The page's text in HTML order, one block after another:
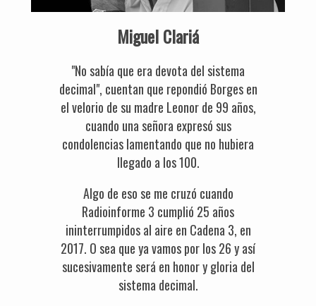
Miguel Clariá
"No sabía que era devota del sistema
decimal", cuentan que repondió Borges en
el velorio de su madre Leonor de 99 años,
cuando una señora expresó sus
condolencias lamentando que no hubiera
llegado a los 100.
Algo de eso se me cruzó cuando
Radioinforme 3 cumplió 25 años
ininterrumpidos al aire en Cadena 3, en
2017. O sea que ya vamos por los 26 y así
sucesivamente será en honor y gloria del
sistema decimal.